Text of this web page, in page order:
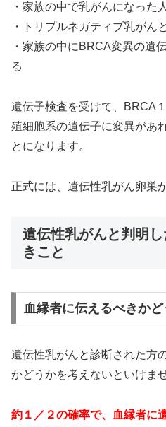
・家族の中で乳がんになった
・トリプルネガティブ乳がん
・家族の中にBRCA変異の遺
る
遺伝子検査を受けて、BRCA
殖細胞系の遺伝子に変異があ
とになります。
正式には、遺伝性乳がん卵巣
遺伝性乳がんと判明
きこと
血縁者に伝えるべきかど
遺伝性乳がんと診断された方
かどうかを考えないといけませ
約１／２の確率で、血縁者に